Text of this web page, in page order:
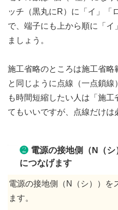
ッチ（黒丸にR）に「イ」「
で、端子にも上から順に「イ
ましょう。
施工省略のところは施工省略
と同じように点線（一点鎖
も時間短縮したい人は「施工
てもいいですが、点線だけは
❷電源の接地側（N（シ
につなげます
電源の接地側（N（シ））を
ます。